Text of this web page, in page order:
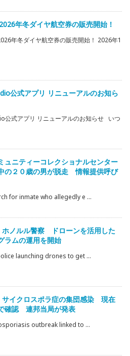
年冬ダイヤ航空券の販売開始！
年冬ダイヤ航空券の販売開始！ 2026年1
公式アプリ リニューアルのお知ら
公式アプリ リニューアルのお知らせ いつ
ュニティーコレクショナルセンター
の２０歳の男が脱走 情報提供呼び
for inmate who allegedly e ...
ホノルル警察 ドローンを活用した
ラムの運用を開始
launching drones to get ...
サイクロスポラ症の集団感染 現在
確認 連邦当局が発表
outbreak linked to ...